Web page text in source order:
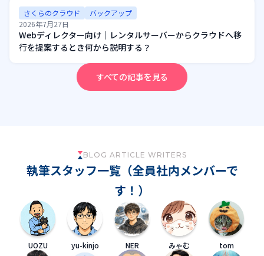
さくらのクラウド
バックアップ
2026年7月27日
Webディレクター向け｜レンタルサーバーからクラウドへ移
行を提案するとき何から説明する？
すべての記事を見る
BLOG ARTICLE WRITERS
執筆スタッフ一覧（全員社内メンバーで
す！）
UOZU yu-kinjo NER みゃむ tom